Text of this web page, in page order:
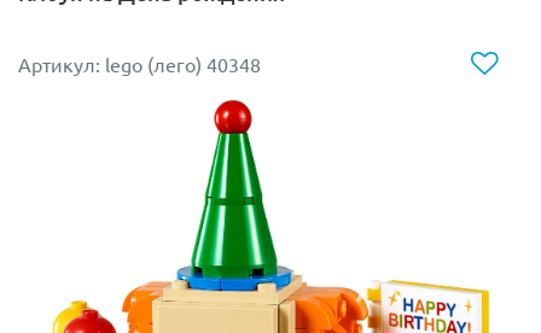
Артикул: lego (лего) 40348